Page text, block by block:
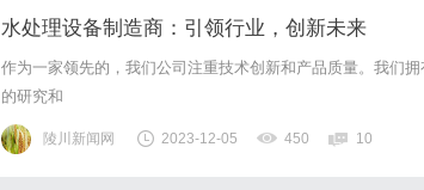
水处理设备制造商：引领行业，创新未来
作为一家领先的，我们公司注重技术创新和产品质量。我们
的研究和
陵川新闻网 2023-12-05 450 10